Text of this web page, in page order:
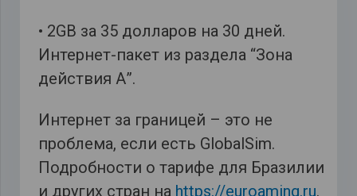
• 2GB за 35 долларов на 30 дней.
Интернет-пакет из раздела “Зона
действия А”.
Интернет за границей – это не
проблема, если есть GlobalSim.
Подробности о тарифе для Бразилии
и других стран на https://euroaming.ru.